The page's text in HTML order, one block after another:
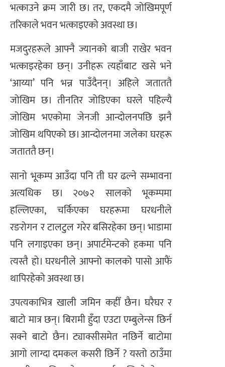
भत्काउने क्रम जारी छ। तर, एकदमै जोखिमपूर्ण
तरिकाले भवन भत्काइएको अवस्था छ।
मजदुरहरूले आफ्नै ज्यानको बाजी राखेर भवन
भत्काइरहेका छन्। उनीहरू त्यहाँबाट खसे भने
‘आय्या’ पनि भन्न पाउँदैनन्। अहिले जताततै
जोखिम छ। तीनतिर जोडिएका घरले पहिल्यै
जोखिम भएकोमा जेनजी आन्दोलनपछि झनै
जोखिम थपिएको छ। आन्दोलनमा जलेका घरहरू
जताततै छन्।
सानो भूकम्प आउँदा पनि ती घर ढल्ने सम्भावना
अत्यधिक छ। २०७२ सालको भूकम्पमा
हल्लिएका, चर्किएका घरहरूमा घरधनीले
रङरोगन र टालटुल गरेर बसिरहेका छन्। भाडामा
पनि लगाइएका छन्। अपार्टमेन्टको हकमा पनि
त्यस्तै हो। घरधनीले आफ्नो कालको पासो आफैं
थापिरहेको अवस्था छ।
उपत्यकाभित्र खाली जमिन कहीँ छैन। घरैघर र
बाटो मात्र छन्। बिरामी हुँदा एउटा एम्बुलेन्स छिर्न
सक्ने बाटो छैन। ट्याक्सीसमेत नछिर्ने बाटोमा
आगो लाग्दा दमकल कसरी छिर्ने ? यस्तो ठाउँमा